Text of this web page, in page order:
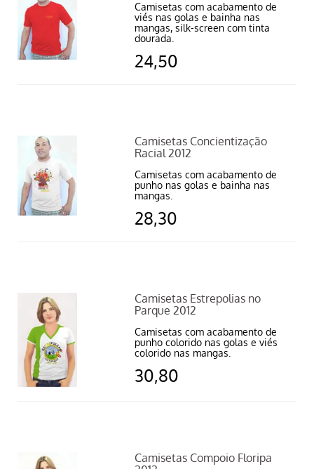
Camisetas com acabamento de
viés nas golas e bainha nas
mangas, silk-screen com tinta
dourada.
24,50
Camisetas Concientização
Racial 2012
Camisetas com acabamento de
punho nas golas e bainha nas
mangas.
28,30
Camisetas Estrepolias no
Parque 2012
Camisetas com acabamento de
punho colorido nas golas e viés
colorido nas mangas.
30,80
Camisetas Compoio Floripa